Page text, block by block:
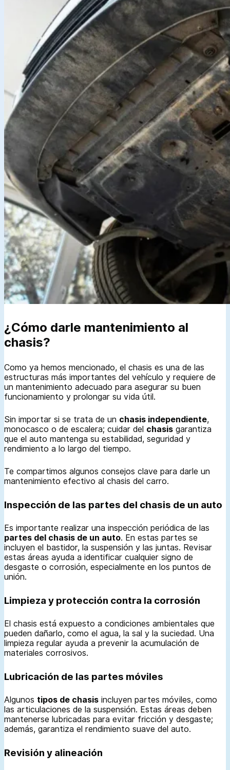
¿Cómo darle mantenimiento al
chasis?
Como ya hemos mencionado, el chasis es una de las
estructuras más importantes del vehículo y requiere de
un mantenimiento adecuado para asegurar su buen
funcionamiento y prolongar su vida útil.
Sin importar si se trata de un chasis independiente,
monocasco o de escalera; cuidar del chasis garantiza
que el auto mantenga su estabilidad, seguridad y
rendimiento a lo largo del tiempo.
Te compartimos algunos consejos clave para darle un
mantenimiento efectivo al chasis del carro.
Inspección de las partes del chasis de un auto
Es importante realizar una inspección periódica de las
partes del chasis de un auto. En estas partes se
incluyen el bastidor, la suspensión y las juntas. Revisar
estas áreas ayuda a identificar cualquier signo de
desgaste o corrosión, especialmente en los puntos de
unión.
Limpieza y protección contra la corrosión
El chasis está expuesto a condiciones ambientales que
pueden dañarlo, como el agua, la sal y la suciedad. Una
limpieza regular ayuda a prevenir la acumulación de
materiales corrosivos.
Lubricación de las partes móviles
Algunos tipos de chasis incluyen partes móviles, como
las articulaciones de la suspensión. Estas áreas deben
mantenerse lubricadas para evitar fricción y desgaste;
además, garantiza el rendimiento suave del auto.
Revisión y alineación